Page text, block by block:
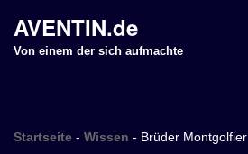
Z
n
AVENTIN.de
Von einem der sich aufmachte
Startseite - Wissen - Brüder Montgolfier